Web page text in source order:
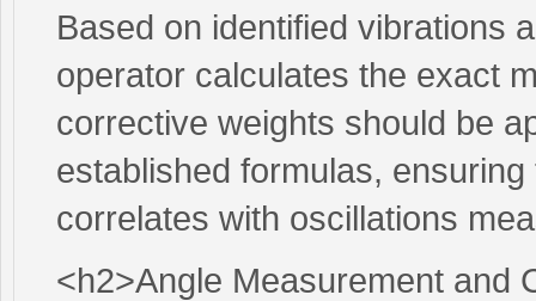
Based on identified vibrations
operator calculates the exact
corrective weights should be
established formulas,
correlates with oscillations
<h2>Angle Measurement and